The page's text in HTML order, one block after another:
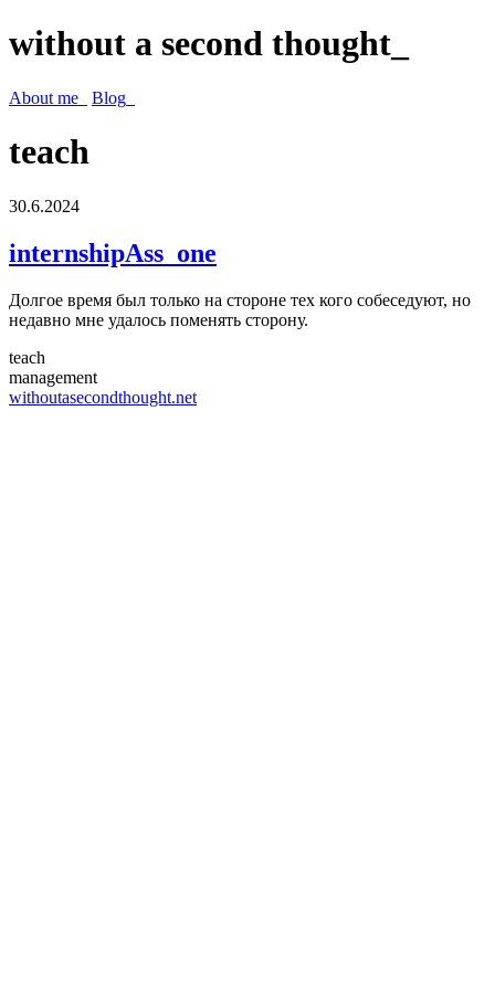
without a second thought_
About me_ Blog_
teach
30.6.2024
internshipAss_one
Долгое время был только на стороне тех кого собеседуют, но
недавно мне удалось поменять сторону.
teach
management
withoutasecondthought.net